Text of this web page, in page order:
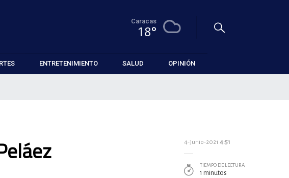
Caracas
18°
ENTRETENIMIENTO SALUD OPINIÓN
4-Junio-2021 4:51
TIEMPO DE LECTURA
1 minutos